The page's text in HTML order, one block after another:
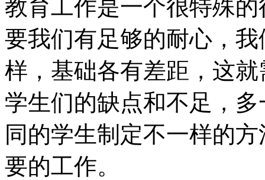
教育工作是一个很特殊
要我们有足够的耐心，
样，基础各有差距，这
学生们的缺点和不足，
同的学生制定不一样的
要的工作。